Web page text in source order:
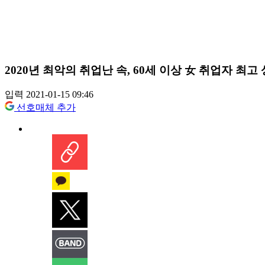
2020년 최악의 취업난 속, 60세 이상 女 취업자 최고
입력 2021-01-15 09:46
선호매체 추가